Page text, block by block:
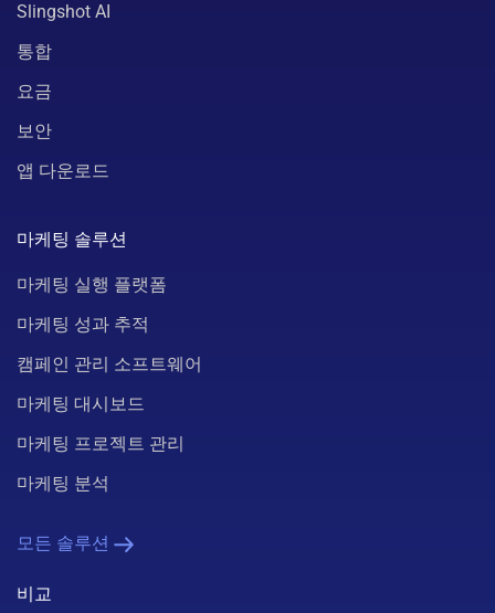
Slingshot AI
통합
요금
보안
앱 다운로드
마케팅 솔루션
마케팅 실행 플랫폼
마케팅 성과 추적
캠페인 관리 소프트웨어
마케팅 대시보드
마케팅 프로젝트 관리
마케팅 분석
모든 솔루션
비교